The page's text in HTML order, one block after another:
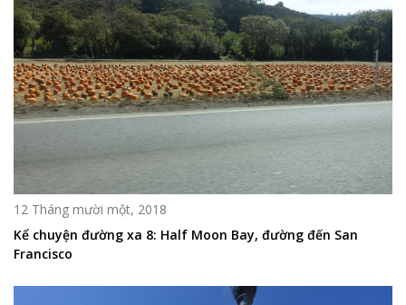
12 Tháng mười một, 2018
Kể chuyện đường xa 8: Half Moon Bay, đường đến San
Francisco